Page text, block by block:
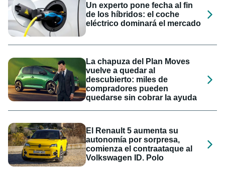
Un experto pone fecha al fin
de los híbridos: el coche
eléctrico dominará el mercado
La chapuza del Plan Moves
vuelve a quedar al
descubierto: miles de
compradores pueden
quedarse sin cobrar la ayuda
El Renault 5 aumenta su
autonomía por sorpresa,
comienza el contraataque al
Volkswagen ID. Polo